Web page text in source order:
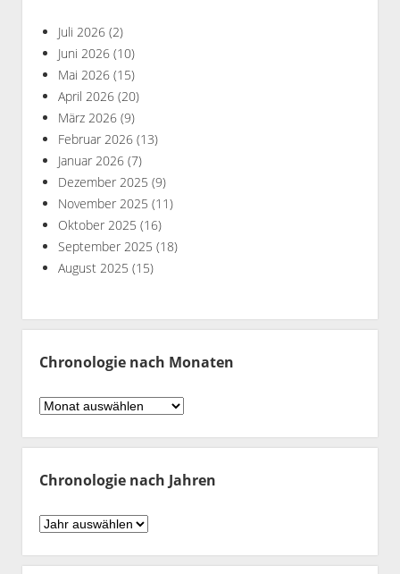
Juli 2026(2)
Juni 2026(10)
Mai 2026(15)
April 2026(20)
März 2026(9)
Februar 2026(13)
Januar 2026(7)
Dezember 2025 (9)
November 2025 (11)
Oktober 2025 (16)
September 2025 (18)
August 2025 (15)
Chronologie nach Monaten
Chronologie
Monaten
Chronologie nach Jahren
Chronologie
Jahren